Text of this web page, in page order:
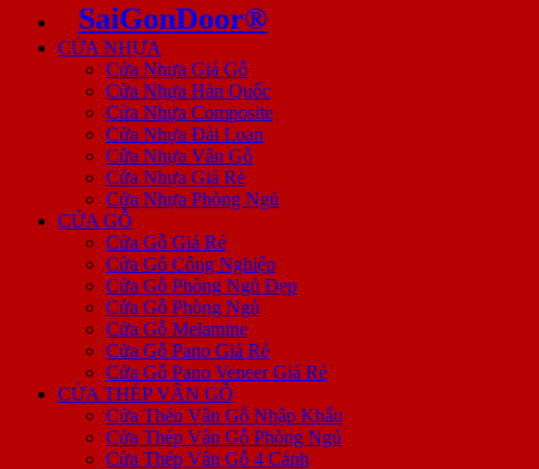
SaiGonDoor®
CỬA NHỰA
Cửa Nhựa Giả Gỗ
Cửa Nhựa Hàn Quốc
Cửa Nhựa Composite
Cửa Nhựa Đài Loan
Cửa Nhựa Vân Gỗ
Cửa Nhựa Giá Rẻ
Cửa Nhựa Phòng Ngủ
CỬA GỖ
Cửa Gỗ Giá Rẻ
Cửa Gỗ Công Nghiệp
Cửa Gỗ Phòng Ngủ Đẹp
Cửa Gỗ Phòng Ngủ
Cửa Gỗ Melamine
Cửa Gỗ Pano Giá Rẻ
Cửa Gỗ Pano Veneer Giá Rẻ
CỬA THÉP VÂN GỖ
Cửa Thép Vân Gỗ Nhập Khẩu
Cửa Thép Vân Gỗ Phòng Ngủ
Cửa Thép Vân Gỗ 4 Cánh